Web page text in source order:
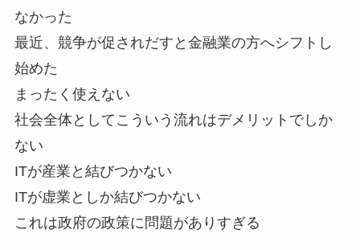
なかった
最近、競争が促されだすと金融業の方へシフトし
始めた
まったく使えない
社会全体としてこういう流れはデメリットでしか
ない
ITが産業と結びつかない
ITが虚業としか結びつかない
これは政府の政策に問題がありすぎる